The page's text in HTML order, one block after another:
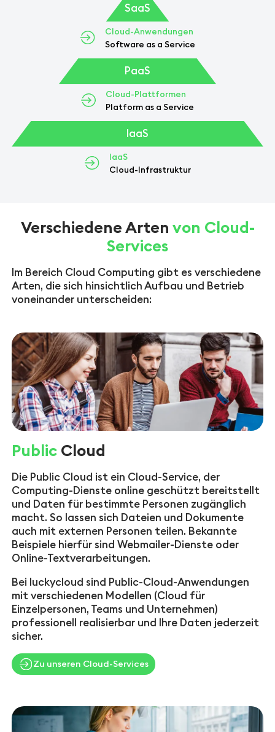
SaaS
Cloud-Anwendungen
Software as a Service
PaaS
Cloud-Plattformen
Platform as a Service
IaaS
IaaS
Cloud-Infrastruktur
Verschiedene Arten von Cloud-
Services
Im Bereich Cloud Computing gibt es verschiedene
Arten, die sich hinsichtlich Aufbau und Betrieb
voneinander unterscheiden:
Public Cloud
Die Public Cloud ist ein Cloud-Service, der
Computing-Dienste online geschützt bereitstellt
und Daten für bestimmte Personen zugänglich
macht. So lassen sich Dateien und Dokumente
auch mit externen Personen teilen. Bekannte
Beispiele hierfür sind Webmailer-Dienste oder
Online-Textverarbeitungen.
Bei luckycloud sind Public-Cloud-Anwendungen
mit verschiedenen Modellen (Cloud für
Einzelpersonen, Teams und Unternehmen)
professionell realisierbar und Ihre Daten jederzeit
sicher.
Zu unseren Cloud-Services